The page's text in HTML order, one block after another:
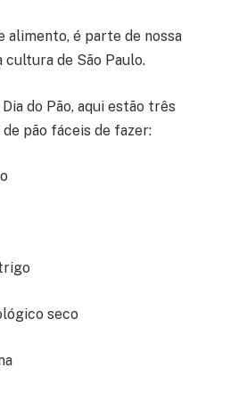
alimento, é parte de nossa
cultura de São Paulo.
do Pão, aqui estão três
pão fáceis de fazer:
seco